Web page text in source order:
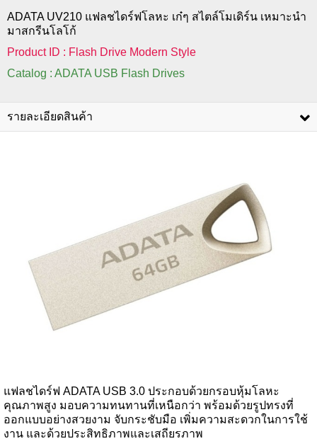
ADATA UV210 แฟลชไดร์ฟโลหะ เก๋ๆ สไตล์โมเดิร์น เหมาะนำ
มาสกรีนโลโก้
Product ID : Flash Drive Modern Style
Catalog : ADATA USB Flash Drives
รายละเอียดสินค้า
แฟลชไดร์ฟ ADATA USB 3.0 ประกอบด้วยกรอบหุ้มโลหะ
คุณภาพสูง มอบความทนทานที่เหนือกว่า พร้อมด้วยรูปทรงที่
ออกแบบอย่างสวยงาม จับกระชับมือ เพิ่มความสะดวกในการใช้
งาน และด้วยประสิทธิภาพและเสถียรภาพ